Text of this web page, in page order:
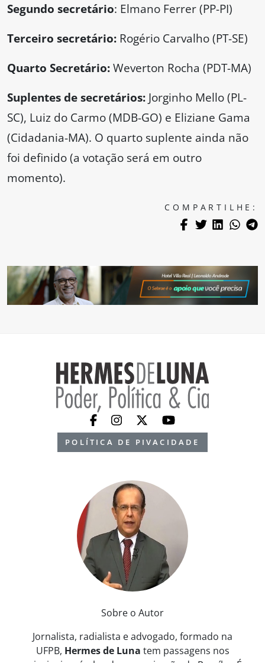
Segundo secretário: Elmano Ferrer (PP-PI)
Terceiro secretário: Rogério Carvalho (PT-SE)
Quarto Secretário:Weverton Rocha (PDT-MA)
Suplentes de secretários: Jorginho Mello (PL-
SC), Luiz do Carmo (MDB-GO) e Eliziane Gama
(Cidadania-MA). O quarto suplente ainda não
foi definido (a votação será em outro
momento).
COMPARTILHE:
POLÍTICA DE PIVACIDADE
Sobre o Autor
Jornalista, radialista e advogado, formado na
UFPB, Hermes de Luna tem passagens nos